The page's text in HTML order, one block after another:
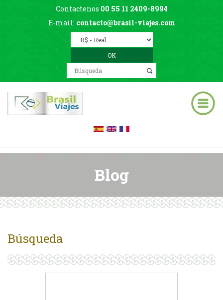
Contactenos 00 55 11 2409-8994
E-mail: contacto@brasil-viajes.com
Blog
Búsqueda